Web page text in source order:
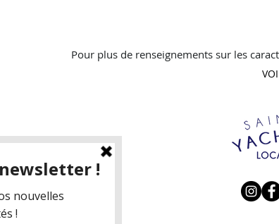
Pour plus de renseignements sur les